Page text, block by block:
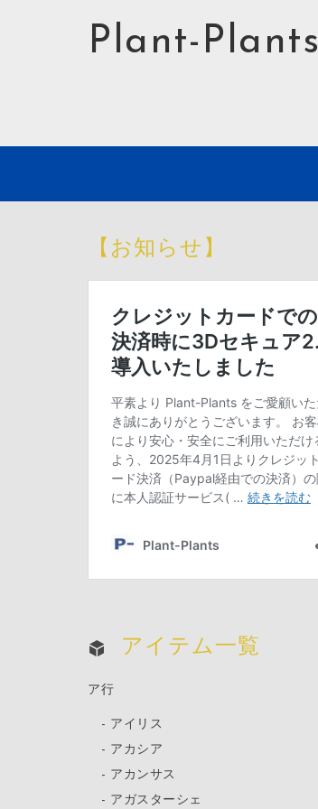
Plant-Plants
【お知らせ】
アイテム一覧
ア行
アイリス
アカシア
アカンサス
アガスターシェ